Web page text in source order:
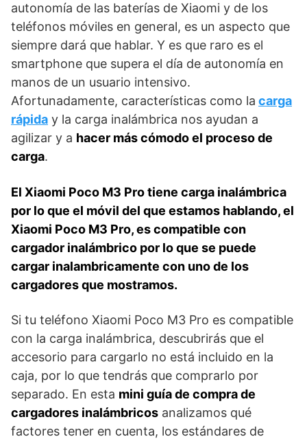
autonomía de las baterías de Xiaomi y de los
teléfonos móviles en general, es un aspecto que
siempre dará que hablar. Y es que raro es el
smartphone que supera el día de autonomía en
manos de un usuario intensivo.
Afortunadamente, características como la carga
rápida y la carga inalámbrica nos ayudan a
agilizar y a hacer más cómodo el proceso de
carga.
El Xiaomi Poco M3 Pro tiene carga inalámbrica
por lo que el móvil del que estamos hablando, el
Xiaomi Poco M3 Pro, es compatible con
cargador inalámbrico por lo que se puede
cargar inalambricamente con uno de los
cargadores que mostramos.
Si tu teléfono Xiaomi Poco M3 Pro es compatible
con la carga inalámbrica, descubrirás que el
accesorio para cargarlo no está incluido en la
caja, por lo que tendrás que comprarlo por
separado. En esta mini guía de compra de
cargadores inalámbricos analizamos qué
factores tener en cuenta, los estándares de